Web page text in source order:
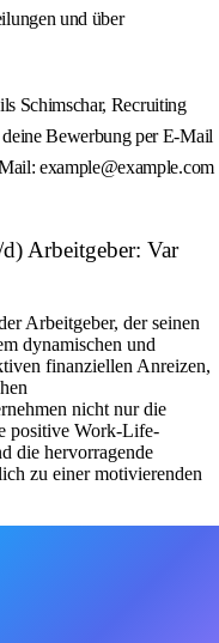
und über
Schimschar, Recruiting
Bewerbung per E‑Mail
example@example.com
Arbeitgeber: Var
Arbeitgeber, der seinen
dynamischen und
finanziellen Anreizen,
nicht nur die
positive Work-Life-
die hervorragende
zu einer motivierenden